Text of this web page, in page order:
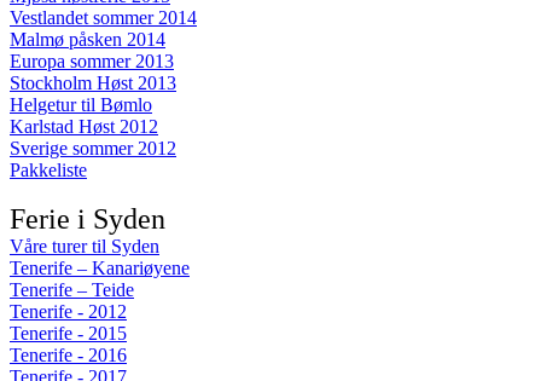
Vestlandet sommer 2014
Malmø påsken 2014
Europa sommer 2013
Stockholm Høst 2013
Helgetur til Bømlo
Karlstad Høst 2012
Sverige sommer 2012
Pakkeliste
Ferie i Syden
Våre turer til Syden
Tenerife – Kanariøyene
Tenerife – Teide
Tenerife - 2012
Tenerife - 2015
Tenerife - 2016
Tenerife - 2017